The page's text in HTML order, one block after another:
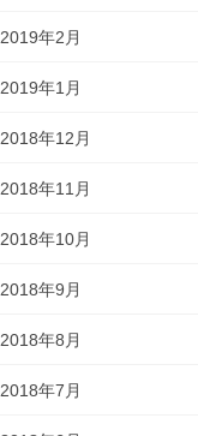
2019年2月
2019年1月
2018年12月
2018年11月
2018年10月
2018年9月
2018年8月
2018年7月